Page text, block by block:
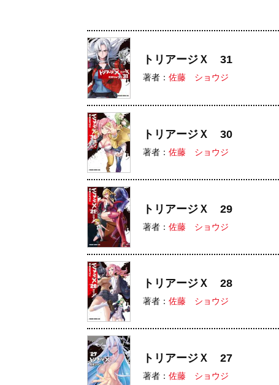
トリアージＸ 31
著者： 佐藤 ショウジ
トリアージＸ 30
著者： 佐藤 ショウジ
トリアージＸ 29
著者： 佐藤 ショウジ
トリアージＸ 28
著者： 佐藤 ショウジ
トリアージＸ 27
著者： 佐藤 ショウジ